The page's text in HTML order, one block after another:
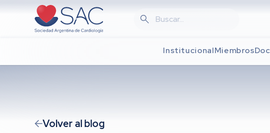
InstitucionalMiembros
Volver al blog